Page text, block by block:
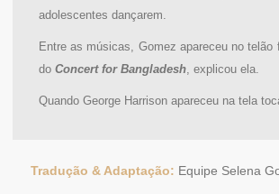
adolescentes dançarem.
Entre as músicas, Gomez apareceu no
do Concert for Bangladesh, explicou ela.
Quando George Harrison apareceu na tela
Tradução & Adaptação: Equipe Selena